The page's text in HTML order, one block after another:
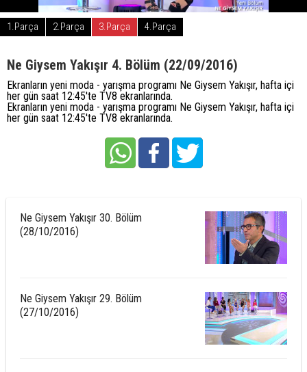
1.Parça 2.Parça 3.Parça 4.Parça
Ne Giysem Yakışır 4. Bölüm (22/09/2016)
Ekranların yeni moda - yarışma programı Ne Giysem Yakışır, hafta içi
her gün saat 12:45'te TV8 ekranlarında.
Ekranların yeni moda - yarışma programı Ne Giysem Yakışır, hafta içi
her gün saat 12:45'te TV8 ekranlarında.
Ne Giysem Yakışır 30. Bölüm
(28/10/2016)
Ne Giysem Yakışır 29. Bölüm
(27/10/2016)